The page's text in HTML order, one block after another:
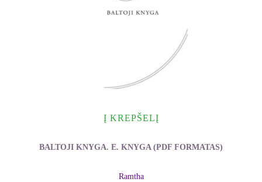
Į KREPŠELĮ
BALTOJI KNYGA. E. KNYGA (PDF FORMATAS)
Ramtha